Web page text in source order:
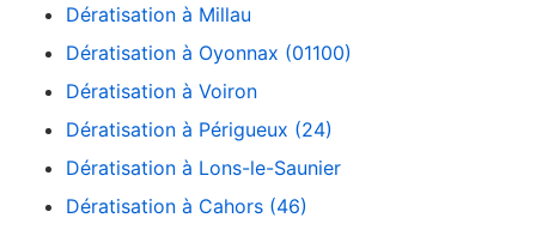
Dératisation à Millau
Dératisation à Oyonnax (01100)
Dératisation à Voiron
Dératisation à Périgueux (24)
Dératisation à Lons-le-Saunier
Dératisation à Cahors (46)